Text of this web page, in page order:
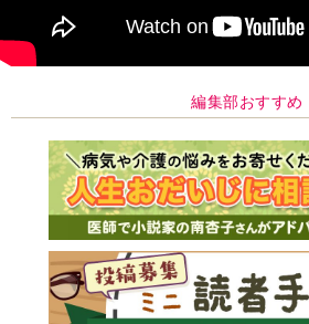
編集部おすすめ